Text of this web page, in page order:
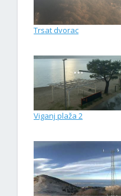
Trsat dvorac
Viganj plaža 2